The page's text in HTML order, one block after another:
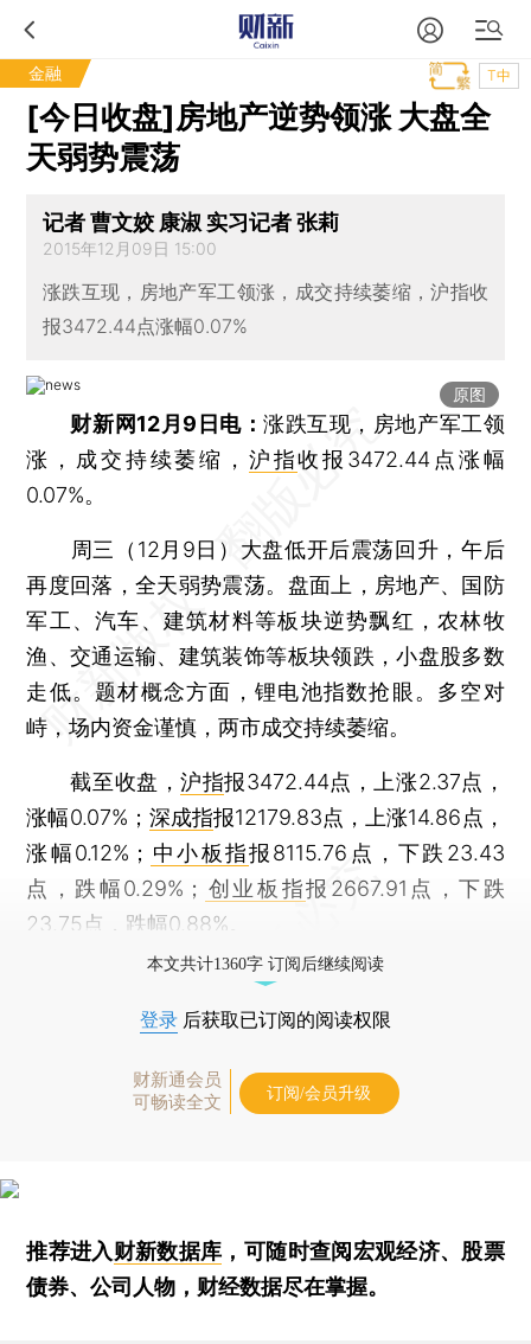
金融 T中
[今日收盘]房地产逆势领涨 大盘全
天弱势震荡
记者 曹文姣 康淑 实习记者 张莉
2015年12月09日 15:00
涨跌互现，房地产军工领涨，成交持续萎缩，沪指收
报3472.44点涨幅0.07%
原图
财新网12月9日电：涨跌互现，房地产军工领
涨，成交持续萎缩， 沪指收报3472.44点涨幅
0.07%。
周三（12月9日）大盘低开后震荡回升，午后
再度回落，全天弱势震荡。盘面上，房地产、国防
军工、汽车、建筑材料等板块逆势飘红，农林牧
渔、交通运输、建筑装饰等板块领跌，小盘股多数
走低。题材概念方面，锂电池指数抢眼。多空对
峙，场内资金谨慎，两市成交持续萎缩。
截至收盘，沪指报3472.44点，上涨2.37点，
涨幅0.07%； 深成指报12179.83点，上涨14.86点，
涨幅0.12%； 中小板指报8115.76点，下跌23.43
点，跌幅0.29%； 创业板指报2667.91点，下跌
23.75点，跌幅0.88%。
本文共计1360字 订阅后继续阅读
登录 后获取已订阅的阅读权限
财新通会员
可畅读全文
订阅/会员升级
推荐进入财新数据库 ，可随时查阅宏观经济、股票
债券、公司人物，财经数据尽在掌握。